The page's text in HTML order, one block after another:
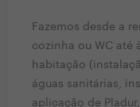
Fazemos desde a
cozinha ou WC até
habitação
águas sanitárias,
aplicação de